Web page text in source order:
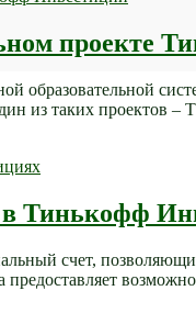
проекте
из таких проектов –
в Тинькофф
счет,